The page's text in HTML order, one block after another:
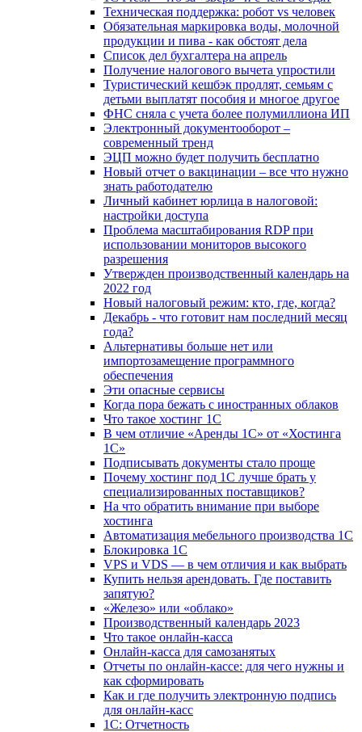
Техническая поддержка: робот vs человек
Обязательная маркировка воды, молочной
продукции и пива - как обстоят дела
Список дел бухгалтера на апрель
Получение налогового вычета упростили
Туристический кешбэк продлят, семьям с
детьми выплатят пособия и многое другое
ФНС сняла с учета более полумиллиона ИП
Электронный документооборот –
современный тренд
ЭЦП можно будет получить бесплатно
Новый отчет о вакцинации – все что нужно
знать работодателю
Личный кабинет юрлица в налоговой:
настройки доступа
Проблема масштабирования RDP при
использовании мониторов высокого
разрешения
Утвержден производственный календарь на
2022 год
Новый налоговый режим: кто, где, когда?
Декабрь - что готовит нам последний месяц
года?
Альтернативы больше нет или
импортозамещение программного
обеспечения
Эти опасные сервисы
Когда пора бежать с иностранных облаков
Что такое хостинг 1С
В чем отличие «Аренды 1С» от «Хостинга
1С»
Подписывать документы стало проще
Почему хостинг под 1С лучше брать у
специализированных поставщиков?
На что обратить внимание при выборе
хостинга
Автоматизация мебельного производства 1С
Блокировка 1С
VPS и VDS — в чем отличия и как выбрать
Купить нельзя арендовать. Где поставить
запятую?
«Железо» или «облако»
Производственный календарь 2023
Что такое онлайн-касса
Онлайн-касса для самозанятых
Отчеты по онлайн-кассе: для чего нужны и
как сформировать
Как и где получить электронную подпись
для онлайн-касс
1С: Отчетность